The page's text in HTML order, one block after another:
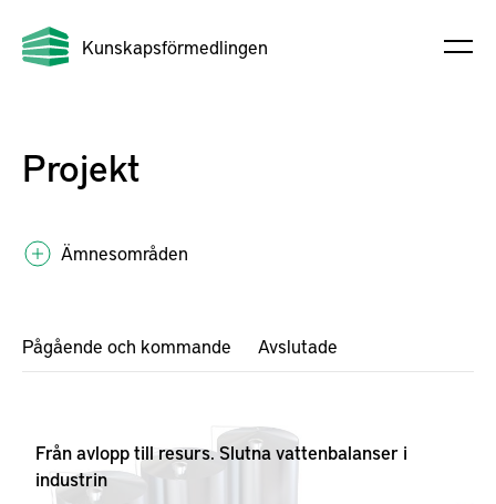
Kunskapsförmedlingen
Projekt
Ämnesområden
Pågående och kommande Avslutade
Från avlopp till resurs. Slutna vattenbalanser i
industrin